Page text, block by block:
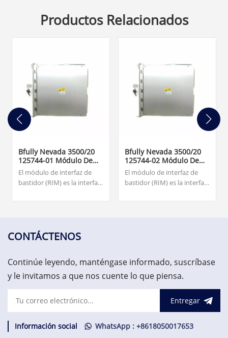
Productos Relacionados
Bfully Nevada 3500/20
125744-01 Módulo De
Interfaz De Bastidor
TMR
El módulo de interfaz de
bastidor (RIM) es la interfaz
Admite un protocolo
y recuperar información de
(al lado de las fuentes de
alimentación).US$1,500.00
Bfully Nevada 3500/20
125744-02 Módulo De
Interfaz De Bastidor
Estándar
El módulo de interfaz de
bastidor (RIM) es la interfaz
Soporta un protocolo
CONTÁCTENOS
Continúe leyendo, manténgase informado, suscríbase
y le invitamos a que nos cuente lo que piensa.
Entregar
Información social WhatsApp : +8618050017653